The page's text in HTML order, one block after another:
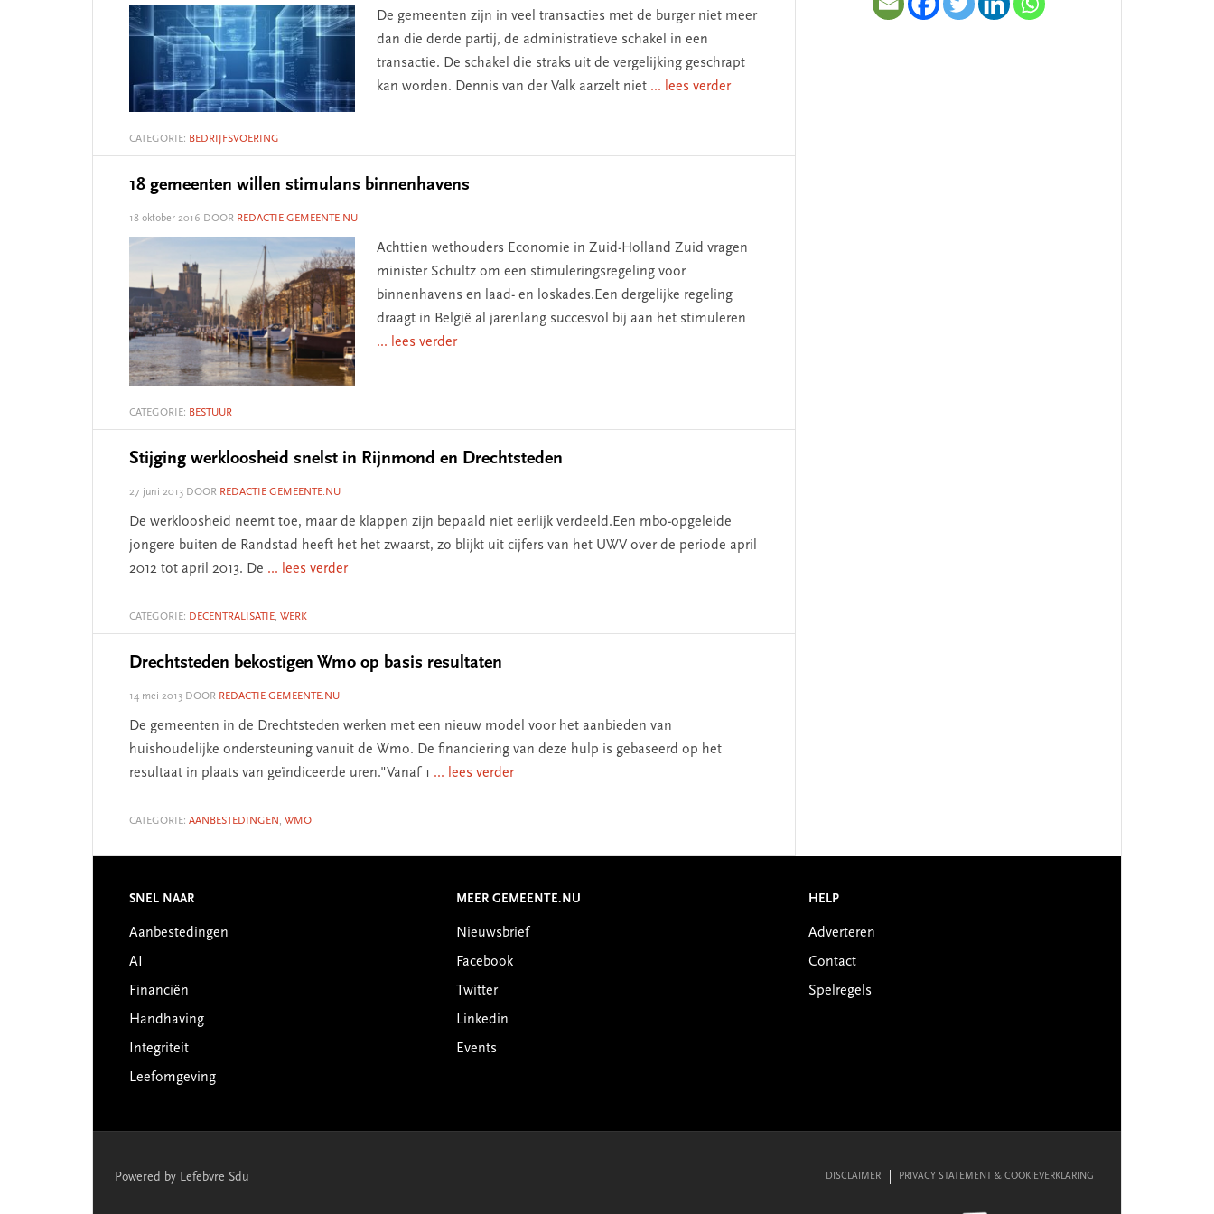
De gemeenten zijn in veel transacties met de burger niet meer
dan die derde partij, de administratieve schakel in een
transactie. De schakel die straks uit de vergelijking geschrapt
kan worden. Dennis van der Valk aarzelt niet ... lees verder
CATEGORIE: BEDRIJFSVOERING
18 gemeenten willen stimulans binnenhavens
18 oktober 2016 DOOR REDACTIE GEMEENTE.NU
Achttien wethouders Economie in Zuid-Holland Zuid vragen
minister Schultz om een stimuleringsregeling voor
binnenhavens en laad- en loskades.Een dergelijke regeling
draagt in België al jarenlang succesvol bij aan het stimuleren
... lees verder
CATEGORIE: BESTUUR
Stijging werkloosheid snelst in Rijnmond en Drechtsteden
27 juni 2013 DOOR REDACTIE GEMEENTE.NU
De werkloosheid neemt toe, maar de klappen zijn bepaald niet eerlijk verdeeld.Een mbo-opgeleide
jongere buiten de Randstad heeft het het zwaarst, zo blijkt uit cijfers van het UWV over de periode april
2012 tot april 2013. De ... lees verder
CATEGORIE: DECENTRALISATIE, WERK
Drechtsteden bekostigen Wmo op basis resultaten
14 mei 2013 DOOR REDACTIE GEMEENTE.NU
De gemeenten in de Drechtsteden werken met een nieuw model voor het aanbieden van
huishoudelijke ondersteuning vanuit de Wmo. De financiering van deze hulp is gebaseerd op het
resultaat in plaats van geïndiceerde uren."Vanaf 1 ... lees verder
CATEGORIE: AANBESTEDINGEN , WMO
Footer
SNEL NAAR
Aanbestedingen
AI
Financiën
Handhaving
Integriteit
Leefomgeving
MEER GEMEENTE.NU
Nieuwsbrief
Facebook
Twitter
Linkedin
Events
HELP
Adverteren
Contact
Spelregels
Powered by Lefebvre Sdu DISCLAIMER PRIVACY STATEMENT & COOKIEVERKLARING